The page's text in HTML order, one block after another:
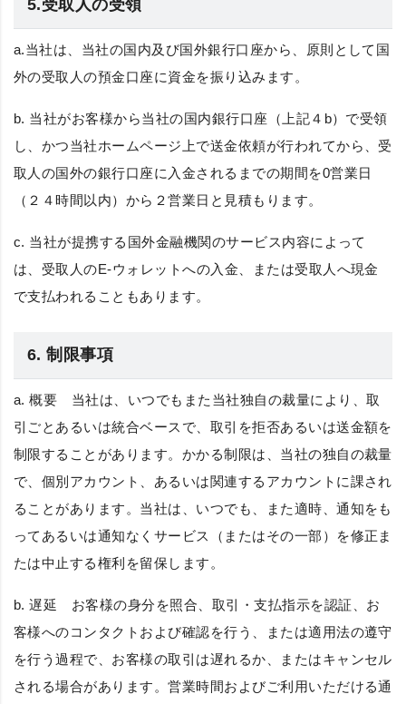
5.受取人の受領
a.当社は、当社の国内及び国外銀行口座から、原則として国
外の受取人の預金口座に資金を振り込みます。
b. 当社がお客様から当社の国内銀行口座（上記４b）で受領
し、かつ当社ホームページ上で送金依頼が行われてから、受
取人の国外の銀行口座に入金されるまでの期間を0営業日
（２４時間以内）から２営業日と見積もります。
c. 当社が提携する国外金融機関のサービス内容によって
は、受取人のE-ウォレットへの入金、または受取人へ現金
で支払われることもあります。
6. 制限事項
a.概要 当社は、いつでもまた当社独自の裁量により、取
引ごとあるいは統合ベースで、取引を拒否あるいは送金額を
制限することがあります。かかる制限は、当社の独自の裁量
で、個別アカウント、あるいは関連するアカウントに課され
ることがあります。当社は、いつでも、また適時、通知をも
ってあるいは通知なくサービス（またはその一部）を修正ま
たは中止する権利を留保します。
b.遅延 お客様の身分を照合、取引・支払指示を認証、お
客様へのコンタクトおよび確認を行う、または適用法の遵守
を行う過程で、お客様の取引は遅れるか、またはキャンセル
される場合があります。営業時間およびご利用いただける通